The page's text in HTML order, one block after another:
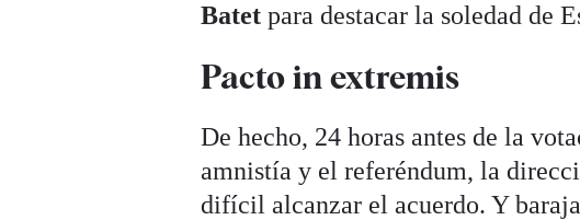
Batet para destacar la soledad de
Pacto in extremis
De hecho, 24 horas antes de la
amnistía y el referéndum, la
difícil alcanzar el acuerdo. Y